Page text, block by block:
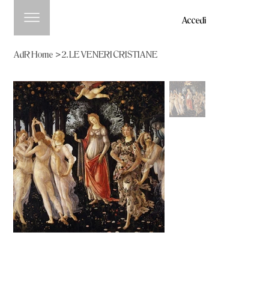
Accedi
AdR Home >2. LE VENERI CRISTIANE